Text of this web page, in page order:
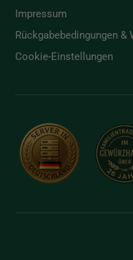
Impressum
Rückgabebedingungen &
Cookie-Einstellungen